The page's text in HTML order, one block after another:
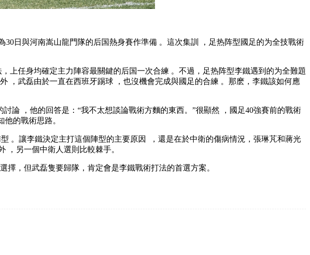
30日與河南嵩山龍門隊的后国熱身賽作準備 。這次集訓 ，足热阵型國足的为全技戰術
，上任身均確定主力陣容最關鍵的后国一次合練 。不過，足热阵型李鐵遇到的为全難題
，武磊由於一直在西班牙踢球 ，也沒機會完成與國足的合練 。那麽，李鐵該如何應
，他的回答是：“我不太想談論戰術方麵的東西 。”很顯然 ，國足40強賽前的戰術
的戰術思路。
。讓李鐵決定主打這個陣型的主要原因  ，還是在於中衛的傷病情況，張琳芃和蔣光
，另一個中衛人選則比較棘手 。
但武磊隻要歸隊，肯定會是李鐵戰術打法的首選方案。